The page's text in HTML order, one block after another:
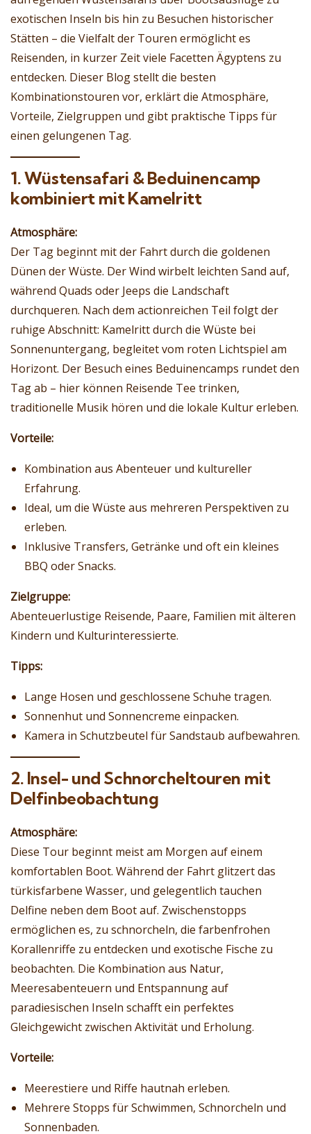
exotischen Inseln bis hin zu Besuchen historischer
Stätten – die Vielfalt der Touren ermöglicht es
Reisenden, in kurzer Zeit viele Facetten Ägyptens zu
entdecken. Dieser Blog stellt die besten
Kombinationstouren vor, erklärt die Atmosphäre,
Vorteile, Zielgruppen und gibt praktische Tipps für
einen gelungenen Tag.
1. Wüstensafari & Beduinencamp
kombiniert mit Kamelritt
Atmosphäre:
Der Tag beginnt mit der Fahrt durch die goldenen
Dünen der Wüste. Der Wind wirbelt leichten Sand auf,
während Quads oder Jeeps die Landschaft
durchqueren. Nach dem actionreichen Teil folgt der
ruhige Abschnitt: Kamelritt durch die Wüste bei
Sonnenuntergang, begleitet vom roten Lichtspiel am
Horizont. Der Besuch eines Beduinencamps rundet den
Tag ab – hier können Reisende Tee trinken,
traditionelle Musik hören und die lokale Kultur erleben.
Vorteile:
Kombination aus Abenteuer und kultureller
Erfahrung.
Ideal, um die Wüste aus mehreren Perspektiven zu
erleben.
Inklusive Transfers, Getränke und oft ein kleines
BBQ oder Snacks.
Zielgruppe:
Abenteuerlustige Reisende, Paare, Familien mit älteren
Kindern und Kulturinteressierte.
Tipps:
Lange Hosen und geschlossene Schuhe tragen.
Sonnenhut und Sonnencreme einpacken.
Kamera in Schutzbeutel für Sandstaub aufbewahren.
2. Insel- und Schnorcheltouren mit
Delfinbeobachtung
Atmosphäre:
Diese Tour beginnt meist am Morgen auf einem
komfortablen Boot. Während der Fahrt glitzert das
türkisfarbene Wasser, und gelegentlich tauchen
Delfine neben dem Boot auf. Zwischenstopps
ermöglichen es, zu schnorcheln, die farbenfrohen
Korallenriffe zu entdecken und exotische Fische zu
beobachten. Die Kombination aus Natur,
Meeresabenteuern und Entspannung auf
paradiesischen Inseln schafft ein perfektes
Gleichgewicht zwischen Aktivität und Erholung.
Vorteile:
Meerestiere und Riffe hautnah erleben.
Mehrere Stopps für Schwimmen, Schnorcheln und
Sonnenbaden.